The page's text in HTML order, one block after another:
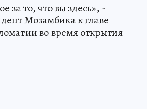
за то, что вы здесь», -
Мозамбика к главе
во время открытия